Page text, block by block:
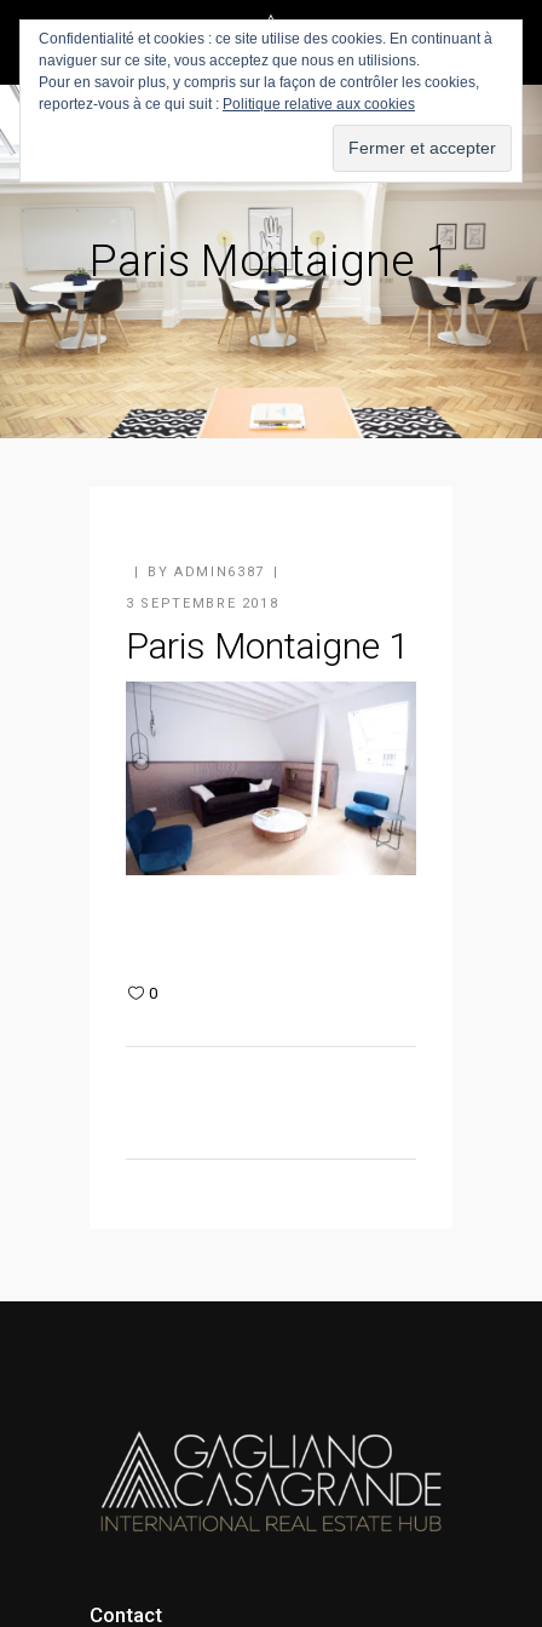
Paris Montaigne 1
BY ADMIN6387
3 SEPTEMBRE 2018
Paris Montaigne 1
0
Contact
Confidentialité et cookies : ce site utilise des cookies. En continuant à
naviguer sur ce site, vous acceptez que nous en utilisions.
Pour en savoir plus, y compris sur la façon de contrôler les cookies,
reportez-vous à ce qui suit : Politique relative aux cookies